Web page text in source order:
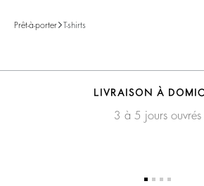
Prêt-à-porter T-shirts
LIVRAISON À
3 à 5 jours ouvrés